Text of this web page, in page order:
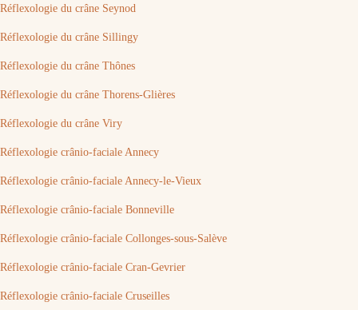
Réflexologie du crâne Seynod
Réflexologie du crâne Sillingy
Réflexologie du crâne Thônes
Réflexologie du crâne Thorens-Glières
Réflexologie du crâne Viry
Réflexologie crânio-faciale Annecy
Réflexologie crânio-faciale Annecy-le-Vieux
Réflexologie crânio-faciale Bonneville
Réflexologie crânio-faciale Collonges-sous-Salève
Réflexologie crânio-faciale Cran-Gevrier
Réflexologie crânio-faciale Cruseilles